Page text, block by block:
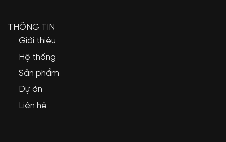
THÔNG TIN
Giới thiệu
Hệ thống
Sản phẩm
Dự án
Liên hệ